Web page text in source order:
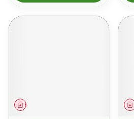
Geneesmiddel